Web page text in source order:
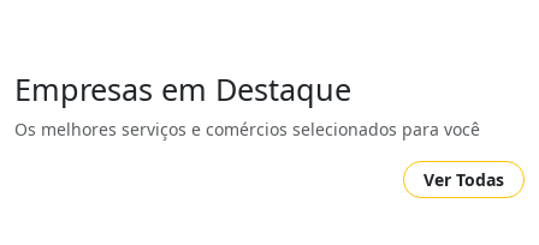
Empresas em Destaque
Os melhores serviços e comércios selecionados para você
Ver Todas